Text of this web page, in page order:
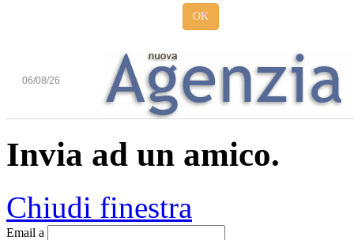
OK
06/08/26
Invia ad un amico.
Chiudi finestra
Email a